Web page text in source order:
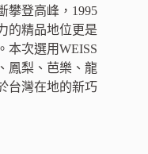
攀登高峰，1995
的精品地位更是
本次選用WEISS
鳳梨、芭樂、龍
台灣在地的新巧